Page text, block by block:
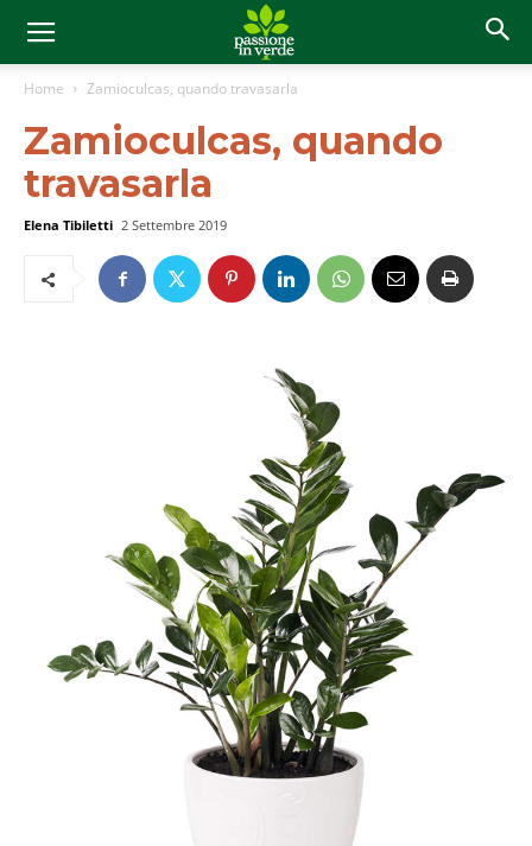
Home Zamioculcas, quando travasarla
Zamioculcas, quando
travasarla
Elena Tibiletti 2 Settembre 2019